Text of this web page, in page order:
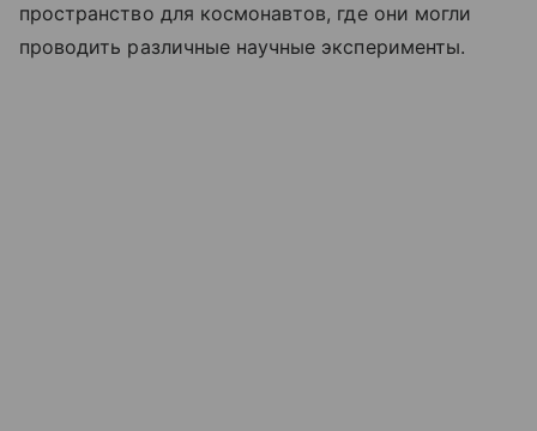
пространство для космонавтов, где они могли
проводить различные научные эксперименты.